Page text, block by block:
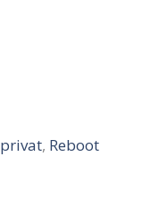
privat, Reboot